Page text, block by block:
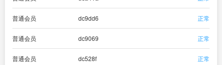
普通会员 dc9dd6 正常
普通会员 dc9069 正常
普通会员 dc528f 正常